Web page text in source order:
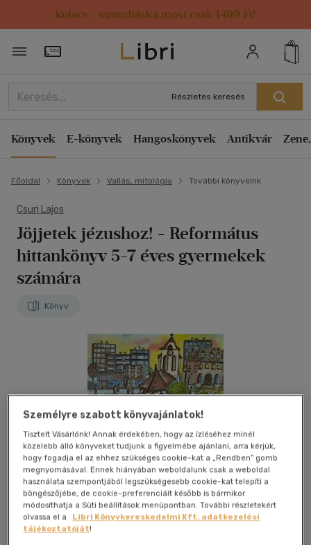
Kulacs / strandtáska most csak 1499 Ft!
Törzsvásárlói Kártya adatai
Részletes keresés
Könyvek E-könyvek Hangoskönyvek Antikvár
Főoldal Könyvek Vallás, mitológia További könyveink
Csuri Lajos
Jöjjetek jézushoz! - Református
hittankönyv 5-7 éves gyermekek
számára
Könyv
Személyre szabott könyvajánlatok!
Tisztelt Vásárlónk! Annak érdekében, hogy az ízléséhez minél
közelebb álló könyveket tudjunk a figyelmébe ajánlani, arra kérjük,
hogy fogadja el az ehhez szükséges cookie-kat a „Rendben” gomb
megnyomásával. Ennek hiányában weboldalunk csak a weboldal
használata szempontjából legszükségesebb cookie-kat telepíti a
böngészőjébe, de cookie-preferenciáit később is bármikor
módosíthatja a Süti beállítások menüpontban. További részletekért
olvassa el a
Libri Könyvkereskedelmi Kft. adatkezelési
tájékoztatóját!